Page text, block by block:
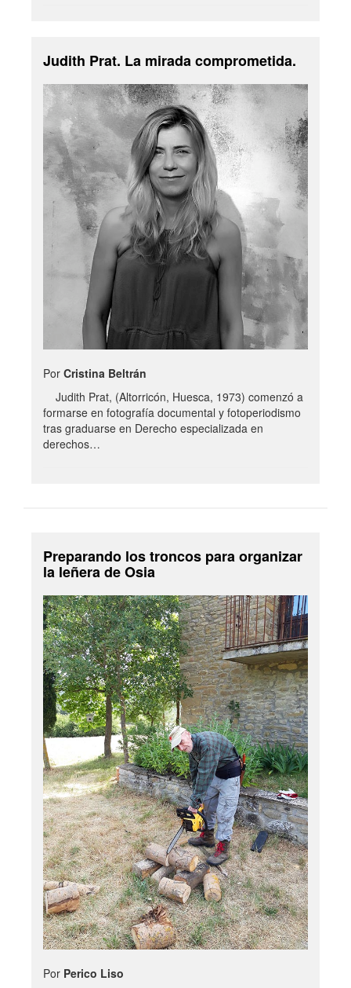
Judith Prat. La mirada comprometida.
Por Cristina Beltrán
Judith Prat, (Altorricón, Huesca, 1973) comenzó a
formarse en fotografía documental y fotoperiodismo
tras graduarse en Derecho especializada en
derechos…
Preparando los troncos para organizar
la leñera de Osia
Por Perico Liso